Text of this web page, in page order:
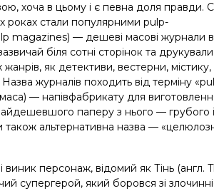
хоча в цьому і є певна доля правди.
роках стали популярними pulp-
magazines) — дешеві масові журнали в
біля сотні сторінок та друкували
жанрів, як детективи, вестерни,
Назва журналів походить від терміну
— напівфабрикату для
паперу з нього — грубого і
також альтернативна назва —
виник персонаж, відомий як Тінь (англ.
супергерой, який боровся зі